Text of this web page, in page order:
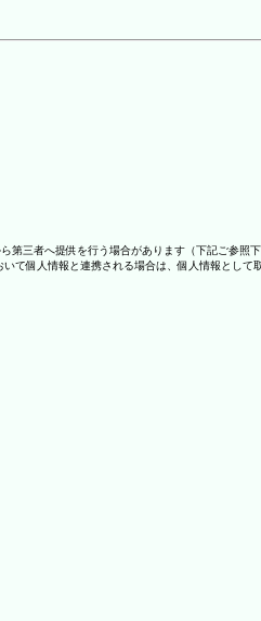
三者へ提供を行う場合があります（下記ご参照下
て個人情報と連携される場合は、個人情報として